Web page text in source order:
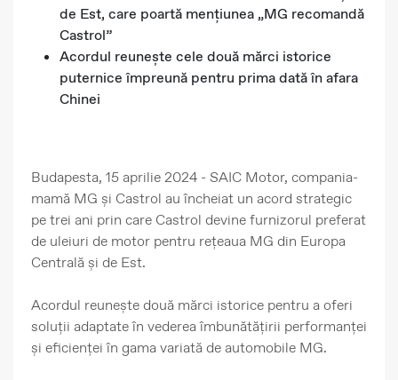
de Est, care poartă mențiunea „MG recomandă
Castrol”
Acordul reunește cele două mărci istorice
puternice împreună pentru prima dată în afara
Chinei
Budapesta, 15 aprilie 2024 - SAIC Motor, compania-
mamă MG și Castrol au încheiat un acord strategic
pe trei ani prin care Castrol devine furnizorul preferat
de uleiuri de motor pentru rețeaua MG din Europa
Centrală și de Est.
Acordul reunește două mărci istorice pentru a oferi
soluții adaptate în vederea îmbunătățirii performanței
și eficienței în gama variată de automobile MG.